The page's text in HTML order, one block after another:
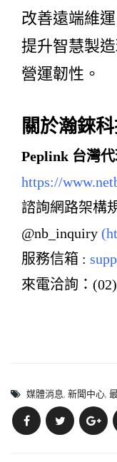
改善遠端維
提升智慧製
營運韌性。
關於瀚錸
Peplink 台灣
https://
諮詢網路架構
@nb_inquiry
服務信箱 :
來電洽詢：
媒體消息, 新聞中心,